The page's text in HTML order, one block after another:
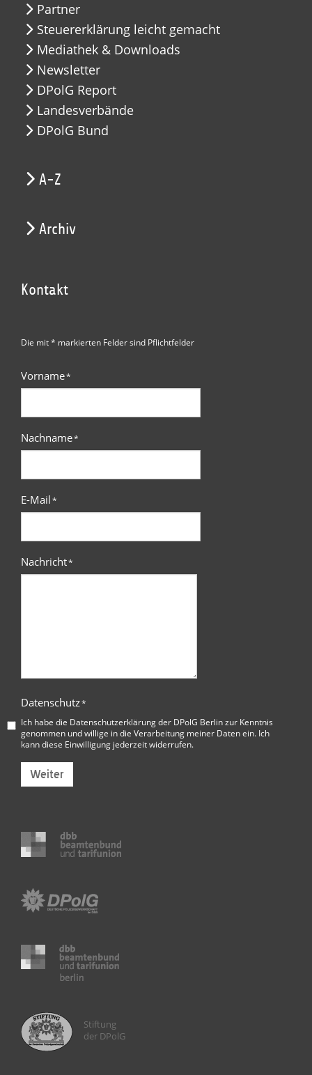
Partner
Steuererklärung leicht gemacht
Mediathek & Downloads
Newsletter
DPolG Report
Landesverbände
DPolG Bund
A-Z
Archiv
Kontakt
Die mit * markierten Felder sind Pflichtfelder
Vorname*
Nachname*
E-Mail*
Nachricht*
Datenschutz*
Ich habe die Datenschutzerklärung der DPolG Berlinzur Kenntnis
genommen und willige in die Verarbeitung meiner Daten ein. Ich
kann diese Einwilligung jederzeit widerrufen.
Weiter
Stiftung
der DPolG